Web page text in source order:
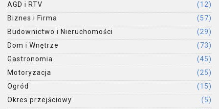
AGD i RTV
(12)
Biznes i Firma
(57)
Budownictwo i Nieruchomości
(29)
Dom i Wnętrze
(73)
Gastronomia
(45)
Motoryzacja
(25)
Ogród
(15)
Okres przejściowy
(5)